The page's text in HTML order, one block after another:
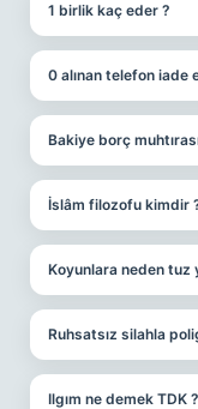
1 birlik kaç eder ?
0 alınan telefon iade
Bakiye borç
İslâm filozofu kimdir
Koyunlara neden tuz
Ruhsatsız silahla
Ilgım ne demek TDK ?